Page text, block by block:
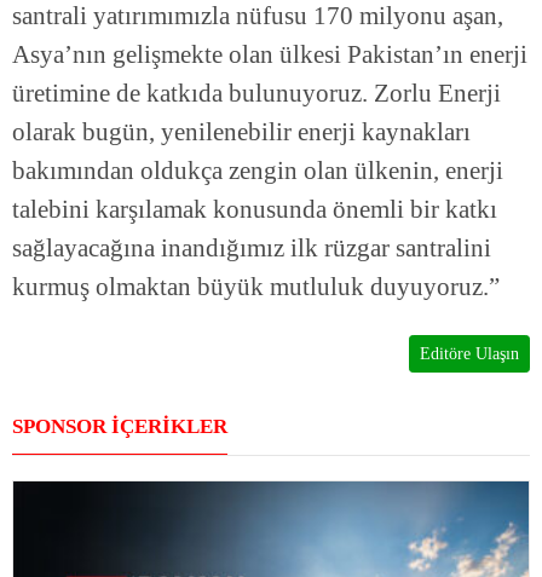
santrali yatırımımızla nüfusu 170 milyonu aşan,
Asya’nın gelişmekte olan ülkesi Pakistan’ın enerji
üretimine de katkıda bulunuyoruz. Zorlu Enerji
olarak bugün, yenilenebilir enerji kaynakları
bakımından oldukça zengin olan ülkenin, enerji
talebini karşılamak konusunda önemli bir katkı
sağlayacağına inandığımız ilk rüzgar santralini
kurmuş olmaktan büyük mutluluk duyuyoruz.”
Editöre Ulaşın
SPONSOR İÇERİKLER